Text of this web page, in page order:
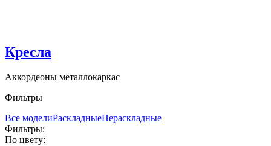
Кресла
Аккордеоны металлокаркас
Фильтры
Все моделиРаскладныеНераскладные
Фильтры:
По цвету: